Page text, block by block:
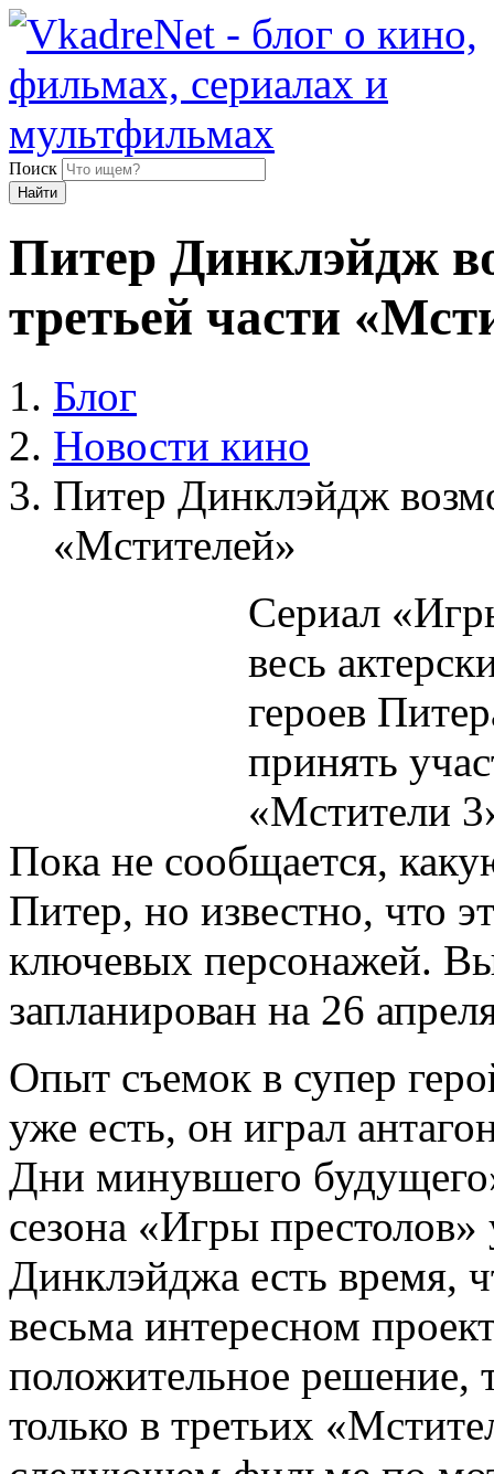
Поиск
Найти
Питер Динклэйдж
третьей части
Блог
Новости кино
Питер Динклэйдж
«Мстителей»
Сериал
весь
героев
принять
«Мстители
Пока не сообщается,
Питер, но известно, что
ключевых персонажей.
запланирован на 26
Опыт съемок в супер
уже есть, он играл
Дни минувшего
сезона «Игры
Динклэйджа есть время,
весьма интересном
положительное решение,
только в третьих